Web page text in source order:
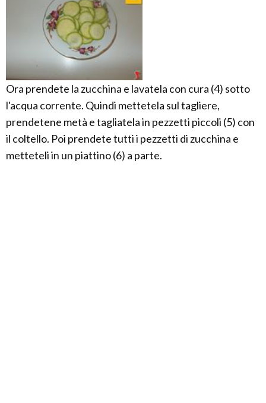
Ora prendete la zucchina e lavatela con cura (4) sotto
l'acqua corrente. Quindi mettetela sul tagliere,
prendetene metà e tagliatela in pezzetti piccoli (5) con
il coltello. Poi prendete tutti i pezzetti di zucchina e
metteteli in un piattino (6) a parte.